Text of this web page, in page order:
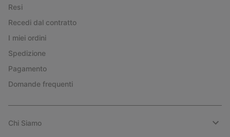
Resi
Recedi dal contratto
I miei ordini
Spedizione
Pagamento
Domande frequenti
Chi Siamo